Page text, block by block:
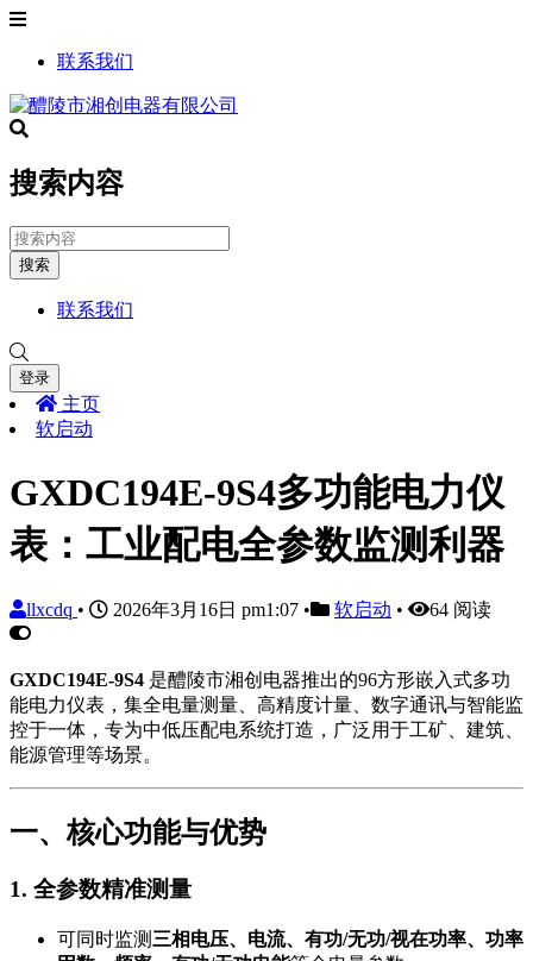
联系我们
搜索内容
搜索
联系我们
登录
主页
软启动
GXDC194E-9S4多功能电力仪
表：工业配电全参数监测利器
llxcdq • 2026年3月16日 pm1:07 • 软启动 • 64 阅读
GXDC194E-9S4 是醴陵市湘创电器推出的96方形嵌入式多功
能电力仪表，集全电量测量、高精度计量、数字通讯与智能监
控于一体，专为中低压配电系统打造，广泛用于工矿、建筑、
能源管理等场景。
一、核心功能与优势
1. 全参数精准测量
可同时监测 三相电压、电流、有功/无功/视在功率、功率